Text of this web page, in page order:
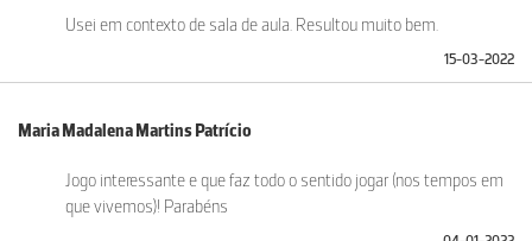
Usei em contexto de sala de aula. Resultou muito bem.
15-03-2022
Maria Madalena Martins Patrício
Jogo interessante e que faz todo o sentido jogar (nos tempos em
que vivemos)! Parabéns